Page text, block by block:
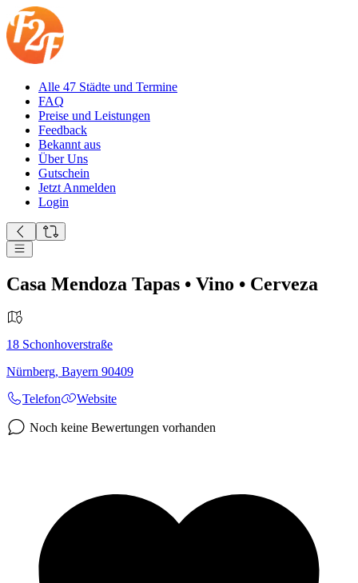
Alle 47 Städte und Termine
FAQ
Preise und Leistungen
Feedback
Bekannt aus
Über Uns
Gutschein
Jetzt Anmelden
Login
Casa Mendoza Tapas • Vino • Cerveza
18 Schonhoverstraße
Nürnberg, Bayern 90409
Telefon
Website
Noch keine Bewertungen vorhanden